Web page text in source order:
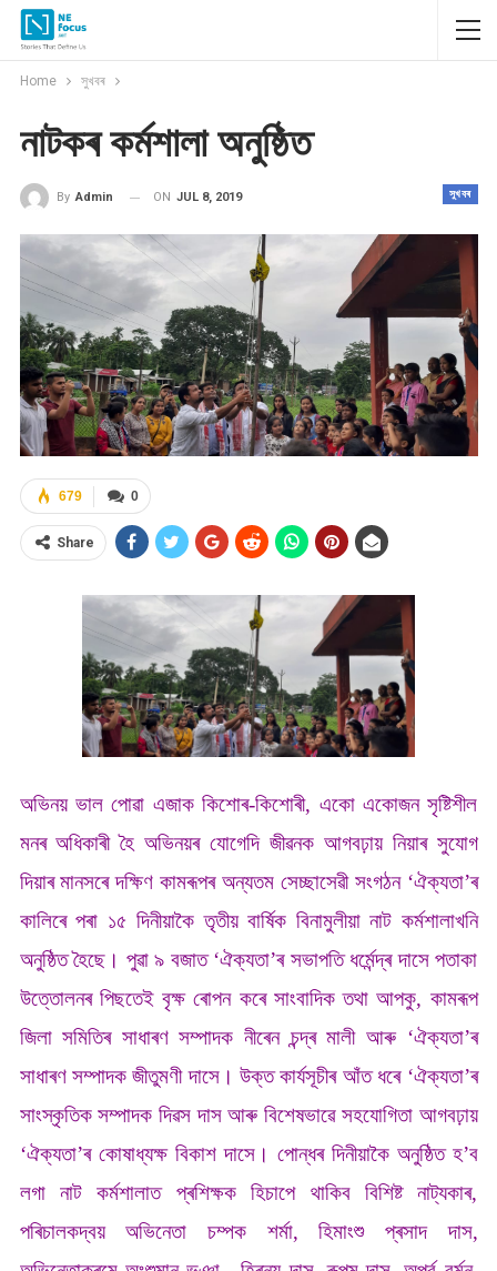
Home সুখবৰ
নাটকৰ কৰ্মশালা অনুষ্ঠিত
সুখবৰ
By Admin ON JUL 8, 2019
0
679
Share
অভিনয় ভাল পোৱা এজাক কিশোৰ-কিশোৰী, একো একোজন সৃষ্টিশীল
মনৰ অধিকাৰী হৈ অভিনয়ৰ যোগেদি জীৱনক আগবঢ়ায় নিয়াৰ সুযোগ
দিয়াৰ মানসৰে দক্ষিণ কামৰূপৰ অন্যতম সেচ্ছাসেৱী সংগঠন ‘ঐক্যতা’ৰ
কালিৰে পৰা ১৫ দিনীয়াকৈ তৃতীয় বাৰ্ষিক বিনামুলীয়া নাট কৰ্মশালাখনি
অনুষ্ঠিত হৈছে। পুৱা ৯ বজাত ‘ঐক্যতা’ৰ সভাপতি ধৰ্মেন্দ্ৰ দাসে পতাকা
উত্তোলনৰ পিছতেই বৃক্ষ ৰোপন কৰে সাংবাদিক তথা আপকু, কামৰূপ
জিলা সমিতিৰ সাধাৰণ সম্পাদক নীৰেন চন্দ্ৰ মালী আৰু ‘ঐক্যতা’ৰ
সাধাৰণ সম্পাদক জীতুমণী দাসে। উক্ত কাৰ্যসূচীৰ আঁত ধৰে ‘ঐক্যতা’ৰ
সাংস্কৃতিক সম্পাদক দিৱস দাস আৰু বিশেষভাৱে সহযোগিতা আগবঢ়ায়
‘ঐক্যতা’ৰ কোষাধ্যক্ষ বিকাশ দাসে। পোন্ধৰ দিনীয়াকৈ অনুষ্ঠিত হ’ব
লগা নাট কৰ্মশালাত প্ৰশিক্ষক হিচাপে থাকিব বিশিষ্ট নাট্যকাৰ,
পৰিচালকদ্বয় অভিনেতা চম্পক শৰ্মা, হিমাংশু প্ৰসাদ দাস,